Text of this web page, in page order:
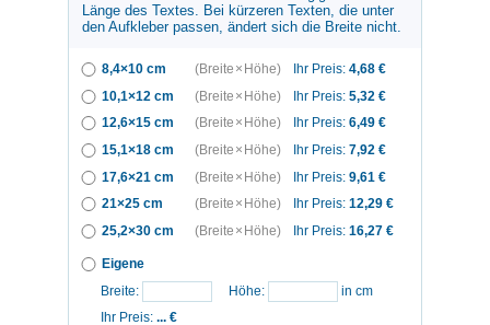
Länge des Textes. Bei kürzeren Texten, die unter
den Aufkleber passen, ändert sich die Breite nicht.
8,4×10 cm (Breite × Höhe) Ihr Preis: 4,68 €
10,1×12 cm
(Breite × Höhe) Ihr Preis: 5,32 €
12,6×15 cm
(Breite × Höhe) Ihr Preis: 6,49 €
15,1×18 cm
(Breite × Höhe) Ihr Preis: 7,92 €
17,6×21 cm
(Breite × Höhe) Ihr Preis: 9,61 €
21×25 cm
(Breite × Höhe) Ihr Preis: 12,29 €
25,2×30 cm
(Breite × Höhe) Ihr Preis: 16,27 €
Eigene
Breite:
Höhe:
in cm
Ihr Preis: ... €